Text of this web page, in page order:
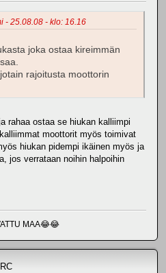
- 25.08.08 - klo: 16.16
joka ostaa kireimmän
rajoitusta moottorin
rahaa ostaa se hiukan kalliimpi
moottorit myös toimivat
hiukan pidempi ikäinen myös ja
jos verrataan noihin halpoihin
MAA😂😂